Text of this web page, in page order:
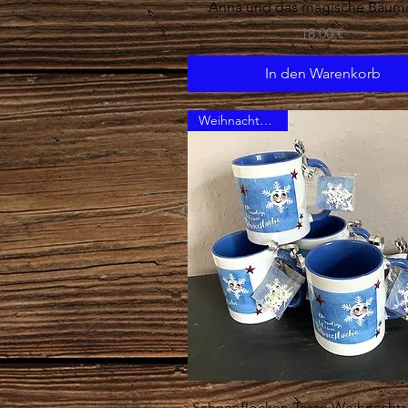
Anna und das magische
Preis
18,00 €
In den Warenkorb
Schnellansicht
Weihnachtstassen